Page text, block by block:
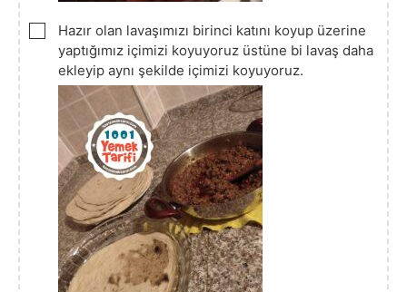
▢
Hazır olan lavaşımızı birinci katını koyup üzerine
yaptığımız içimizi koyuyoruz üstüne bi lavaş daha
ekleyip aynı şekilde içimizi koyuyoruz.